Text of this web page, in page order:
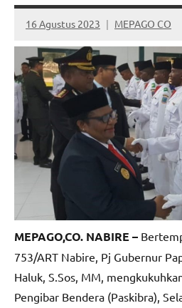
16 Agustus 2023 MEPAGO CO
No
comments
MEPAGO,CO. NABIRE –
753/ART Nabire, Pj Gubernur
Haluk, S.Sos, MM,
Pengibar Bendera (Paskibra),